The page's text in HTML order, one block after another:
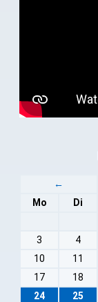
←
Mo
Di
3
4
10
11
17
18
24
25